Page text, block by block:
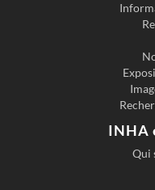
INHA
Qui